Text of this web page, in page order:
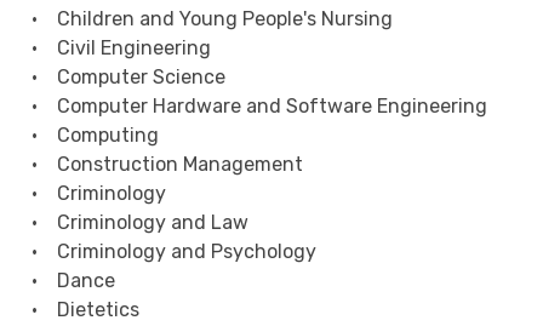
• Children and Young People's Nursing
• Civil Engineering
• Computer Science
• Computer Hardware and Software Engineering
• Computing
• Construction Management
• Criminology
• Criminology and Law
• Criminology and Psychology
• Dance
• Dietetics